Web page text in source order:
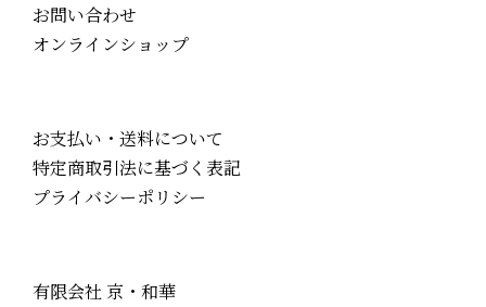
お問い合わせ
オンラインショップ
お支払い・送料について
特定商取引法に基づく表記
プライバシーポリシー
有限会社 京・和華